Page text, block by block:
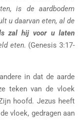
is de aardbodem
u daarvan eten, al de
zal hij voor u laten
eten. (Genesis 3:17-
in dat de aarde
teken van de vloek
hoofd. Jezus heeft
vloek, gedragen aan